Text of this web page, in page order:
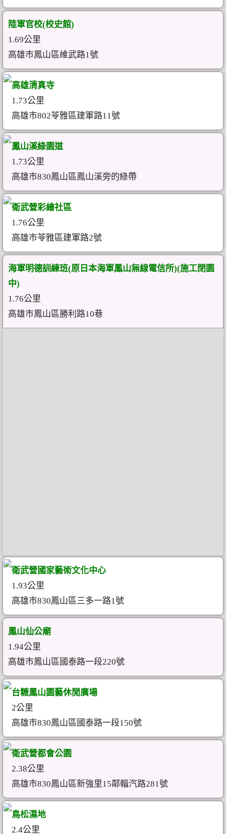
陸軍官校(校史館)
1.69公里
高雄市鳳山區維武路1號
高雄清真寺
1.73公里
高雄市802苓雅區建軍路11號
鳳山溪綠園道
1.73公里
高雄市830鳳山區鳳山溪旁的綠帶
衛武營彩繪社區
1.76公里
高雄市苓雅區建軍路2號
海軍明德訓練班(原日本海軍鳳山無線電信所)(施工閉園
中)
1.76公里
高雄市鳳山區勝利路10巷
衛武營國家藝術文化中心
1.93公里
高雄市830鳳山區三多一路1號
鳳山仙公廟
1.94公里
高雄市鳳山區國泰路一段220號
台糖鳳山園藝休閒廣場
2公里
高雄市830鳳山區國泰路一段150號
衛武營都會公園
2.38公里
高雄市830鳳山區新強里15鄰輜汽路281號
鳥松濕地
2.4公里